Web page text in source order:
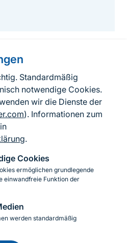
Standardmäßig
notwendige Cookies.
wir die Dienste der
). Informationen zum
.
Cookies
ermöglichen grundlegende
einwandfreie Funktion der
werden standardmäßig
Einwilligung
Seite
zum BfN
Barrierefreiheit
LinkedIn